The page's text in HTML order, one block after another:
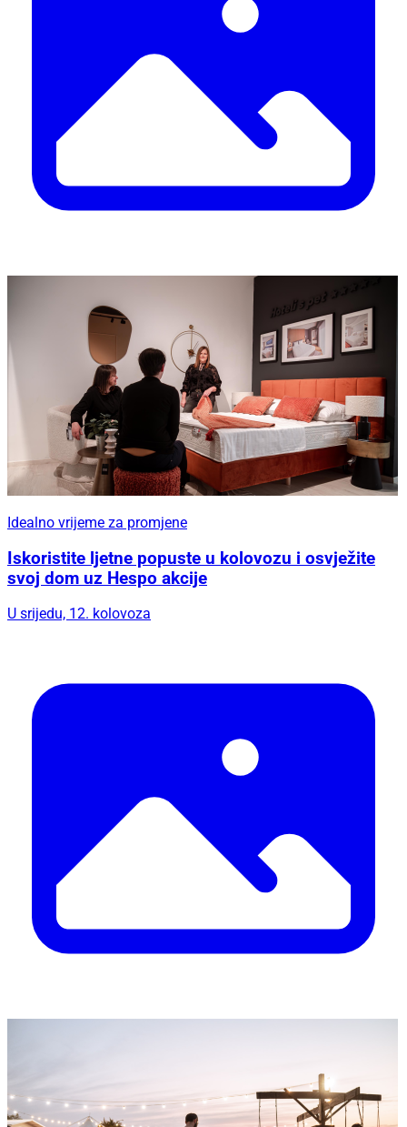
Idealno vrijeme za promjene
Iskoristite ljetne popuste u kolovozu i osvježite
svoj dom uz Hespo akcije
U srijedu, 12. kolovoza